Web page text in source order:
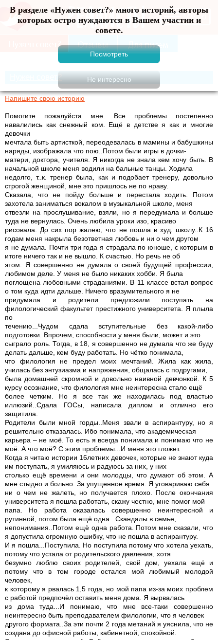
В разделе «Нужен совет?» много историй, авторы
которых остро нуждаются в Вашем участии и
совете.
Меню
Нужен совет?
Напишите свою историю
Помогите пожалуйста мне. Все проблемы постепенно
навалились как снежный ком. Ещё в детстве я как и многие
девочки
мечтала быть артисткой, переодевалась в мамины и бабушкины
наряды, изображала что пою..Потом были игры в дочки-
матери, доктора, учителя. Я никогда не знала кем хочу быть. В
начальной школе меня водили на бальные танцы. Ходила
недолго, т..к. тренер была, как и подобает тренеру, довольно
строгой женщиной, мне это пришлось не по нраву.
Сказала, что не пойду больше и перестала ходить. Потом
захотела заниматься вокалом в музыкальной школе, меня
отвезли на прослушивание, взяли, но я передумала и больше
туда не вернулась. Очень любила уроки изо, красиво
рисовала. До сих пор жалею, что не пошла в худ. школу..К 16
годам меня накрыла безответная любовь и ни о чем другом
я не думала. Почти три года я страдала по юноше, с которым в
итоге ничего так и не вышло. К счастью. Но речь не об
этом. Я совершенно не думала о своей будущей профессии,
любимом деле. У меня не было никаких хобби. Я была
поглощена любовными страданиями. В 11 классе встал вопрос
о том куда идти дальше. Ничего вразумительного я не
придумала и родители предложили поступать на
филологический факультет престижного университета. Я плыла
по
течению...Чудом сдала вступительные без какой-либо
подготовки. Впрочем, способности у меня были, может и это
сыграло роль. Тогда, в 18, я совершенно не думала что же буду
делать дальше, кем буду работать. Но чётко понимала,
что филология не предел моих мечтаний. Жила как жила,
училась без энтузиазма и напряжения, общалась с подругами,
была домашней скромной и довольно наивной девчонкой. К 5
курсу осознание, что филология мне неинтересна стало ещё
более четким. Но я все так же находилась под властью
иллюзий..Сдала ГОСы, написала диплом и отлично его
защитила.
Родители были мной горды..Меня звали в аспирантуру, но я
решительно отказалась. Ибо понимала, что академическая
карьера – не моё. То есть я всегда понимала и понимаю что не
моё. А что моё? С этим проблемы...И меня это гложет.
Когда я читаю истории 16летних девочек, которые не знают куда
им поступать, я умиляюсь и радуюсь за них, у них
столько ещё времени и они молодцы, что думают об этом. А
мне стыдно и больно. За упущенное время. Я уговариваю себя
ни о чем не жалеть, но получается плохо. После окончания
университета я пошла работать, скажу честно, мне помог мой
папа. Но работа оказалась совершенно неинтересной и
рутинной, потом была ещё одна...Скандалы в семье,
непонимания..Потом ещё одна работа. Потом мне сказали, что
я допустила огромную ошибку, что не пошла в аспирантуру.
И я пошла...Поступила. Но поступила потому что хотела уехать,
потому что устала от родительского давления, хотя
безумно люблю своих родителей, свой дом, уехала ещё и
потому что в том городе остался мой любимый молодой
человек,
к которому я рвалась 1,5 года, но мой папа из-за моих проблем
с работой предпочёл оставить меня дома. Я вырвалась
из дома туда...И понимаю, что мне все-таки совершенно
неинтересно быть преподавателем филологии, что я человек
другого формата..За эти почти 2 года метаний я уяснила, что не
создана до офисной работы, кабинетной, спокойной.